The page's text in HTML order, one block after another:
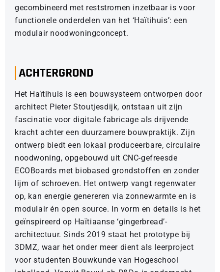
gecombineerd met reststromen inzetbaar is voor
functionele onderdelen van het ‘Haïtihuis’: een
modulair noodwoningconcept.
ACHTERGROND
Het Haïtihuis is een bouwsysteem ontworpen door
architect Pieter Stoutjesdijk, ontstaan uit zijn
fascinatie voor digitale fabricage als drijvende
kracht achter een duurzamere bouwpraktijk. Zijn
ontwerp biedt een lokaal produceerbare, circulaire
noodwoning, opgebouwd uit CNC-gefreesde
ECOBoards met biobased grondstoffen en zonder
lijm of schroeven. Het ontwerp vangt regenwater
op, kan energie genereren via zonnewarmte en is
modulair én open source. In vorm en details is het
geïnspireerd op Haïtiaanse ‘gingerbread’-
architectuur. Sinds 2019 staat het prototype bij
3DMZ, waar het onder meer dient als leerproject
voor studenten Bouwkunde van Hogeschool